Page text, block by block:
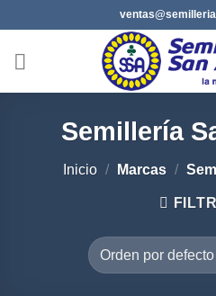
al
contenido
Semillería
Inicio / Marcas /